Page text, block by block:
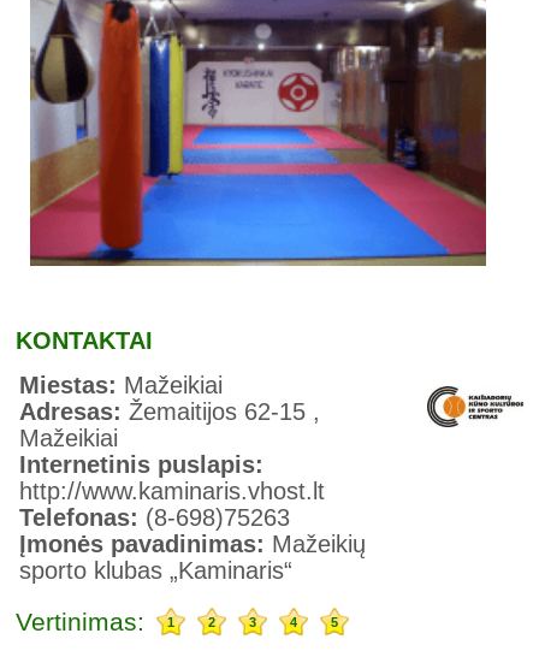
KONTAKTAI
Miestas: Mažeikiai
Adresas:Žemaitijos 62-15 ,
Mažeikiai
Internetinis puslapis:
http://www.kaminaris.vhost.lt
Telefonas: (8-698)75263
Įmonės pavadinimas: Mažeikių
sporto klubas „Kaminaris“
Vertinimas: 1 2 3 4 5